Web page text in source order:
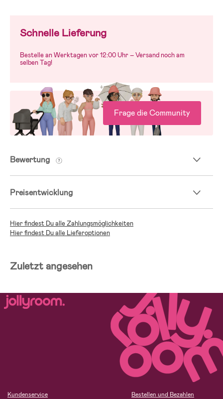
Schnelle Lieferung
Bestelle an Werktagen vor 12:00 Uhr – Versand noch am
selben Tag!
Frage die Community
Bewertung
Preisentwicklung
Hier findest Du alle Zahlungsmöglichkeiten
Hier findest Du alle Lieferoptionen
Zuletzt angesehen
Kundenservice
Bestellen und Bezahlen